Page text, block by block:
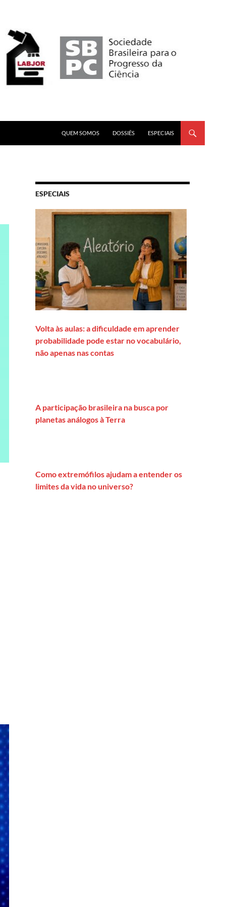
QUEM SOMOS
DOSSIÊS ESPECIAIS
no poder
ESPECIAIS
Volta às aulas: a dificuldade em aprender
probabilidade pode estar no vocabulário,
não apenas nas contas
A participação brasileira na busca por
planetas análogos à Terra
Como extremófilos ajudam a entender os
limites da vida no universo?